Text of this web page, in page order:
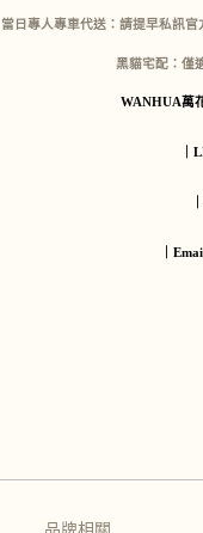
當日專人專車代送： 請提早私訊官
黑貓宅配：僅
WANHUA萬
｜
｜